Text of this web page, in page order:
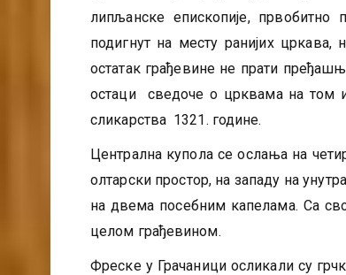
липљанске епископије, првобитно
подигнут на месту ранијих
остатак грађевине не прати
остаци сведоче о црквама на том
сликарства 1321. године.
Централна купола се ослања на
олтарски простор, на западу на
на двема посебним капелама. Са
целом грађевином.
Фреске у Грачаници осликали су